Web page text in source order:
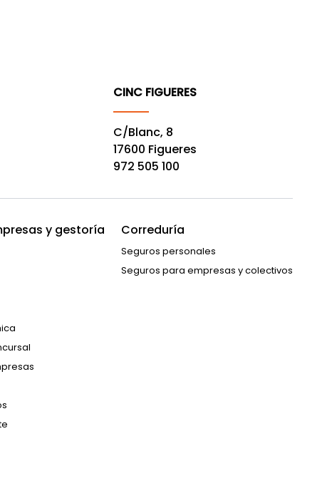
CINC FIGUERES
C/Blanc, 8
17600 Figueres
972 505 100
y gestoría Correduría
Seguros personales
Seguros para empresas y colectivos